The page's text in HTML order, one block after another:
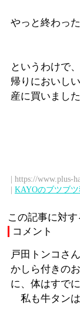
やっと終わっ
というわけで
帰りにおいし
産に買いまし
| https://www.plus-
| KAYOのブツブ
この記事に対
コメント
戸田トンコさ
かしら付きの
に、体はすで
私も牛タン